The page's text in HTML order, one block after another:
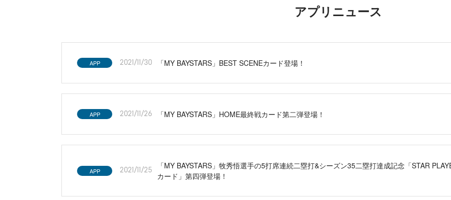
アプリニュース
APP 2021/11/30 「MY BAYSTARS」BEST SCENEカード登場！
APP 2021/11/26 「MY BAYSTARS」HOME最終戦カード第二弾登場！
APP 2021/11/25
「MY BAYSTARS」牧秀悟選手の5打席連続二塁打&シーズン35二塁打達成記念「STAR
カード」第四弾登場！